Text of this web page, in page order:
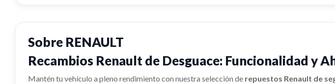
Sobre RENAULT
Recambios Renault de Desguace: Funcionalidad y
Mantén tu vehículo a pleno rendimiento con nuestra selección de repuestos Renault de